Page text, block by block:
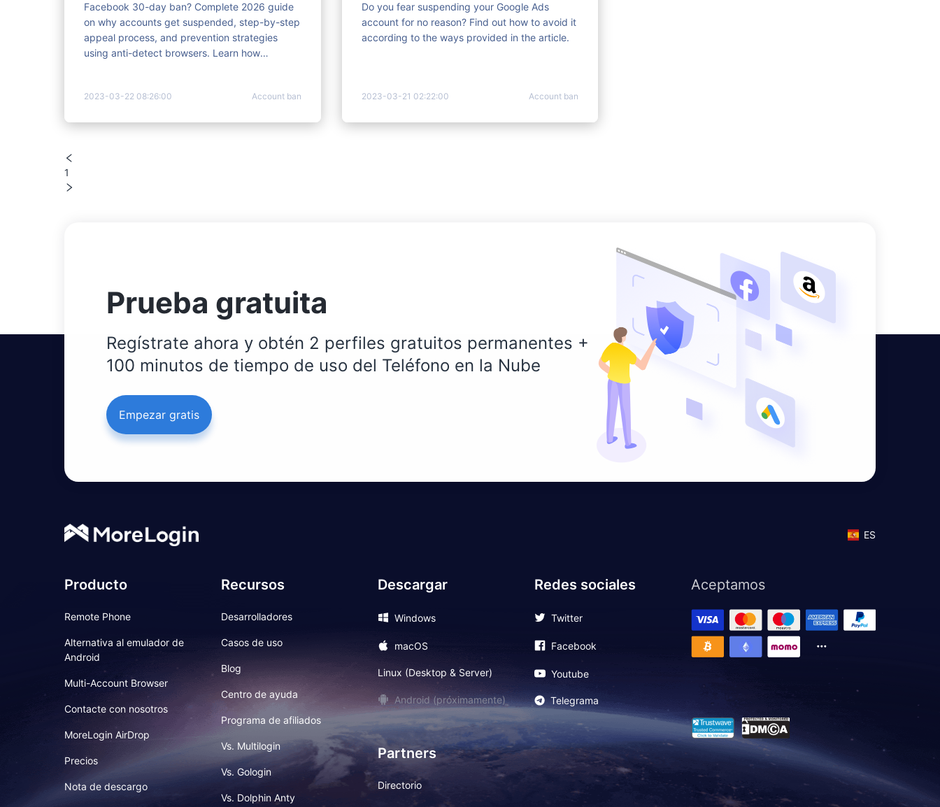
Facebook 30-day ban? Complete 2026 guide
on why accounts get suspended, step-by-step
appeal process, and prevention strategies
using anti-detect browsers. Learn how
2023-03-22 08:26:00 Account ban
Do you fear suspending your Google Ads
account for no reason? Find out how to avoid it
according to the ways provided in the article.
2023-03-21 02:22:00 Account ban
1
Prueba gratuita
Regístrate ahora y obtén 2 perfiles gratuitos permanentes +
100 minutos de tiempo de uso del Teléfono en la Nube
Empezar gratis
ES
Producto
Remote Phone
Alternativa al emulador de
Android
Multi-Account Browser
Contacte con nosotros
MoreLogin AirDrop
Precios
Nota de descargo
Recursos
Desarrolladores
Casos de uso
Blog
Centro de ayuda
Programa de afiliados
Vs. Multilogin
Vs. Gologin
Vs. Dolphin Anty
Descargar
Windows
macOS
Linux (Desktop & Server)
Android (próximamente)
Partners
Directorio
Redes sociales
Twitter
Facebook
Youtube
Telegrama
Aceptamos